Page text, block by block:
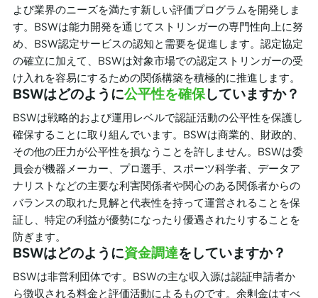
よび業界のニーズを満たす新しい評価プログラムを開発しま
す。BSWは能力開発を通じてストリンガーの専門性向上に努
め、BSW認定サービスの認知と需要を促進します。認定協定
の確立に加えて、BSWは対象市場での認定ストリンガーの受
け入れを容易にするための関係構築を積極的に推進します。
BSWはどのように公平性を確保していますか？
BSWは戦略的および運用レベルで認証活動の公平性を保護し
確保することに取り組んでいます。BSWは商業的、財政的、
その他の圧力が公平性を損なうことを許しません。BSWは委
員会が機器メーカー、プロ選手、スポーツ科学者、データア
ナリストなどの主要な利害関係者や関心のある関係者からの
バランスの取れた見解と代表性を持って運営されることを保
証し、特定の利益が優勢になったり優遇されたりすることを
防ぎます。
BSWはどのように資金調達をしていますか？
BSWは非営利団体です。BSWの主な収入源は認証申請者か
ら徴収される料金と評価活動によるものです。余剰金はすべ